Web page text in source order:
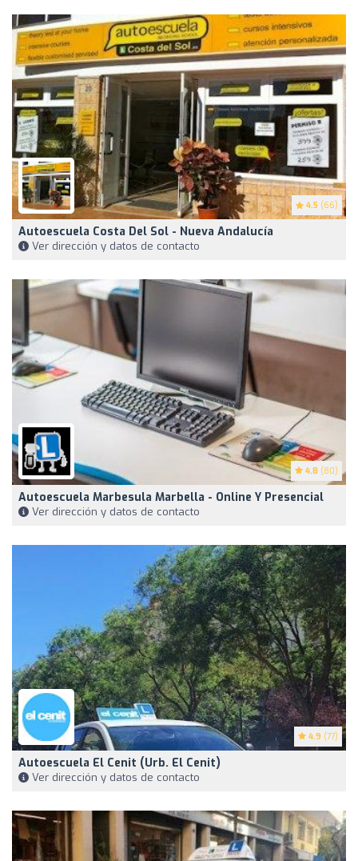
4.5 (66)
Autoescuela Costa Del Sol - Nueva Andalucía
Ver dirección y datos de contacto
4.8 (80)
Autoescuela Marbesula Marbella - Online Y Presencial
Ver dirección y datos de contacto
4.9 (77)
Autoescuela El Cenit (Urb. El Cenit)
Ver dirección y datos de contacto